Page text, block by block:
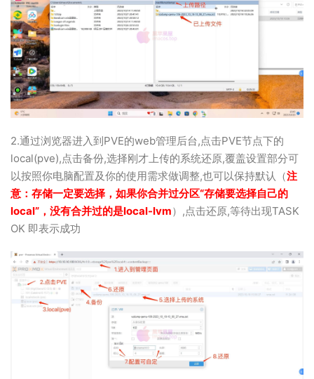
2.通过浏览器进入到PVE的web管理后台,点击PVE节点下的
local(pve),点击备份,选择刚才上传的系统还原,覆盖设置部分可
以按照你电脑配置及你的使用需求做调整,也可以保持默认（注
意：存储一定要选择， 如果你合并过分区“存储要选择自己的
local”，没有合并过的是local-lvm）,点击还原,等待出现TASK
OK 即表示成功